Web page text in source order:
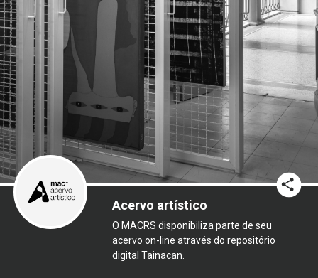
Acervo artístico
O MACRS disponibiliza parte de seu
acervo on-line através do repositório
digital Tainacan.